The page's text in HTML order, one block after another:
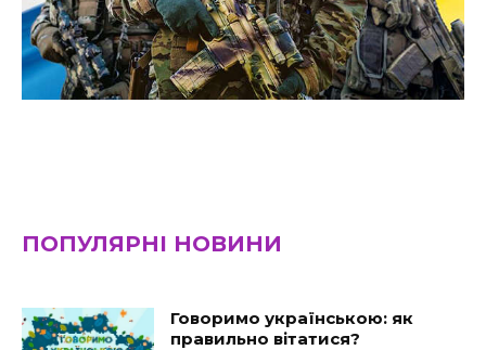
ПОПУЛЯРНІ НОВИНИ
Говоримо українською: як
правильно вітатися?